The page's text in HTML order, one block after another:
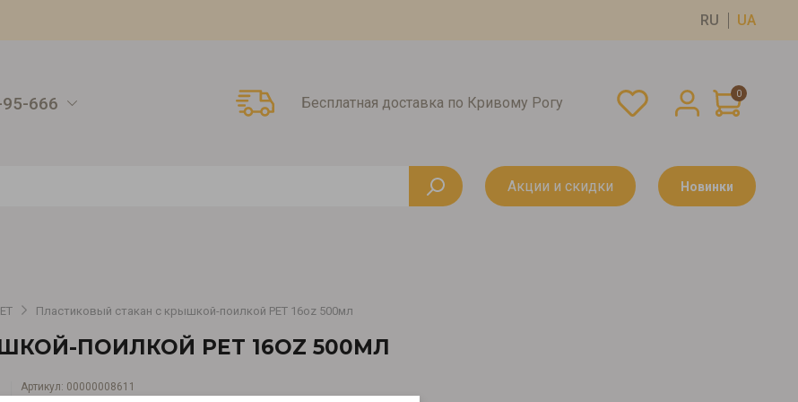
RU UA
666 Бесплатная доставка по Кривому Рогу
0
Акции и скидки Новинки
Пластиковый стакан с крышкой-поилкой PET 16oz 500мл
ПОИЛКОЙ PET 16OZ 500МЛ
Артикул: 00000008611